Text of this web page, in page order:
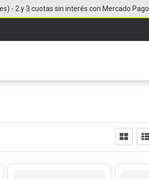
- 2 y 3 cuotas sin interés con Mercado Pago